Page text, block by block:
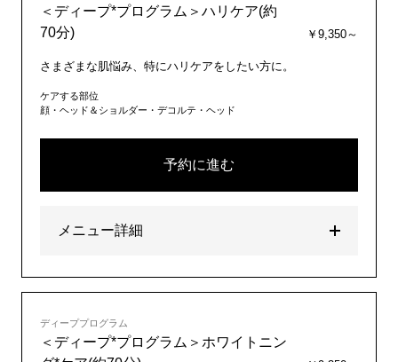
＜ディープ*プログラム＞ハリケア(約
70分)
￥9,350～
さまざまな肌悩み、特にハリケアをしたい方に。
ケアする部位
顔・ヘッド＆ショルダー・デコルテ・ヘッド
予約に進む
メニュー詳細
ディーププログラム
＜ディープ*プログラム＞ホワイトニン